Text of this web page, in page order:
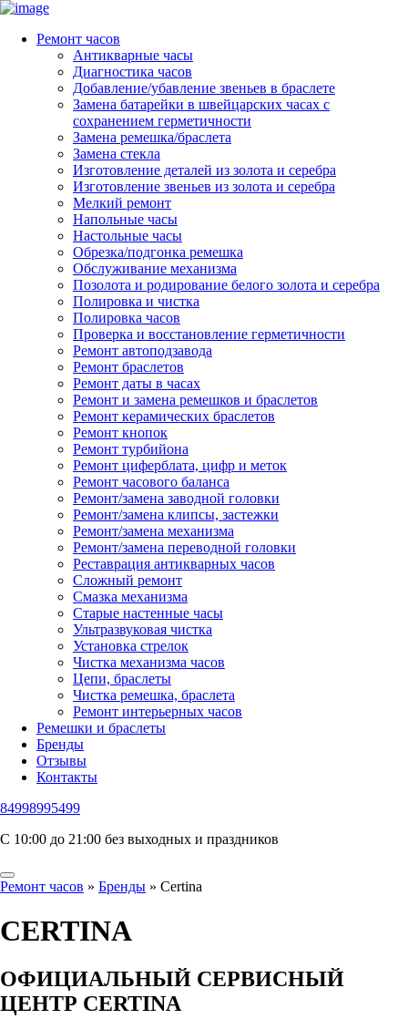
Ремонт часов
Антикварные часы
Диагностика часов
Добавление/убавление звеньев в браслете
Замена батарейки в швейцарских часах с
сохранением герметичности
Замена ремешка/браслета
Замена стекла
Изготовление деталей из золота и серебра
Изготовление звеньев из золота и серебра
Мелкий ремонт
Напольные часы
Настольные часы
Обрезка/подгонка ремешка
Обслуживание механизма
Позолота и родирование белого золота и серебра
Полировка и чистка
Полировка часов
Проверка и восстановление герметичности
Ремонт автоподзавода
Ремонт браслетов
Ремонт даты в часах
Ремонт и замена ремешков и браслетов
Ремонт керамических браслетов
Ремонт кнопок
Ремонт турбийона
Ремонт циферблата, цифр и меток
Ремонт часового баланса
Ремонт/замена заводной головки
Ремонт/замена клипсы, застежки
Ремонт/замена механизма
Ремонт/замена переводной головки
Реставрация антикварных часов
Сложный ремонт
Смазка механизма
Старые настенные часы
Ультразвуковая чистка
Установка стрелок
Чистка механизма часов
Цепи, браслеты
Чистка ремешка, браслета
Ремонт интерьерных часов
Ремешки и браслеты
Бренды
Отзывы
Контакты
84998995499
С 10:00 до 21:00 без выходных и праздников
Ремонт часов » Бренды » Certina
CERTINA
ОФИЦИАЛЬНЫЙ СЕРВИСНЫЙ
ЦЕНТР CERTINA